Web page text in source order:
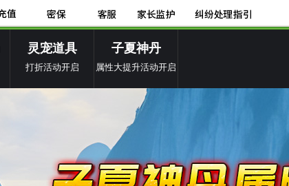
灵宠道具
打折活动开启
子夏神丹
属性大提升活动开启